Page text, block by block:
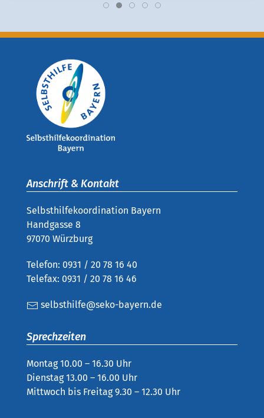
Anschrift & Kontakt
Selbsthilfekoordination Bayern
Handgasse 8
97070 Würzburg
Telefon: 0931 / 20 78 16 40
Telefax: 0931 / 20 78 16 46
selbsthilfe@seko-bayern.de
Sprechzeiten
Montag 10.00 – 16.30 Uhr
Dienstag 13.00 – 16.00 Uhr
Mittwoch bis Freitag 9.30 – 12.30 Uhr